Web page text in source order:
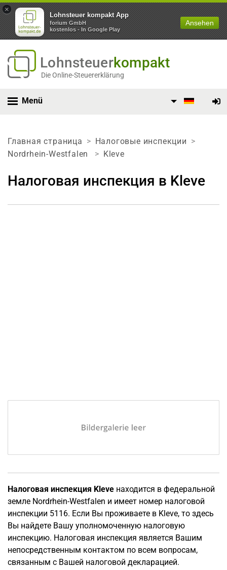
×
Lohnsteuer kompakt App
forium GmbH
kostenlos - In Google Play
Ansehen
Lohnsteuerkompakt
Die Online-Steuererklärung
Menü
Главная страница
Налоговые инспекции
Nordrhein-Westfalen
Kleve
Налоговая инспекция в Kleve
Налоговая инспекция Kleve находится в федеральной
земле Nordrhein-Westfalen и имеет номер налоговой
инспекции 5116. Если Вы проживаете в Kleve, то здесь
Вы найдете Вашу уполномоченную налоговую
инспекцию. Налоговая инспекция является Вашим
непосредственным контактом по всем вопросам,
связанным с Вашей налоговой декларацией.